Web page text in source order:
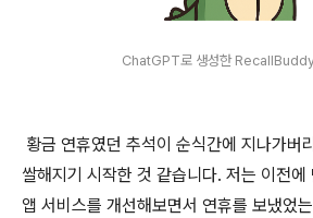
ChatGPT로 생성한
황금 연휴였던 추석이 순식간에 지나가버
쌀해지기 시작한 것 같습니다. 저는 이전에
앱 서비스를 개선해보면서 연휴를 보냈었